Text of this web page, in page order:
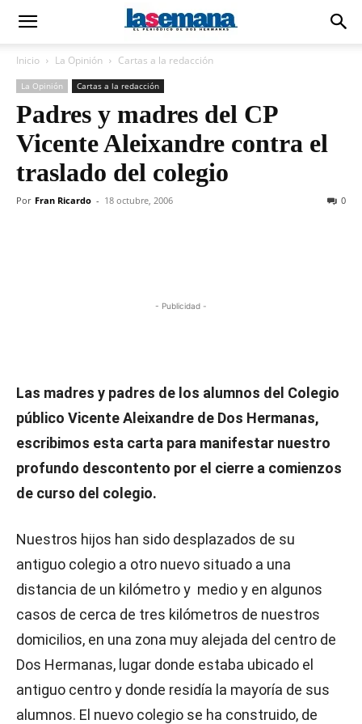
Inicio La Opinión Cartas a la redacción
La Opinión Cartas a la redacción
Padres y madres del CP
Vicente Aleixandre contra el
traslado del colegio
Por Fran Ricardo - 18 octubre, 2006 0
- Publicidad -
Las madres y padres de los alumnos del Colegio
público Vicente Aleixandre de Dos Hermanas,
escribimos esta carta para manifestar nuestro
profundo descontento por el cierre a comienzos
de curso del colegio.
Nuestros hijos han sido desplazados de su
antiguo colegio a otro nuevo situado a una
distancia de un kilómetro y medio y en algunos
casos de cerca de tres kilómetros de nuestros
domicilios, en una zona muy alejada del centro de
Dos Hermanas, lugar donde estaba ubicado el
antiguo centro y donde residía la mayoría de sus
alumnos. El nuevo colegio se ha construido, de